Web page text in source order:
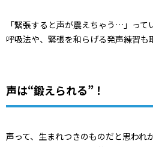
「緊張すると声が震えちゃう…」っ
呼吸法や、緊張を和らげる発声練習も
声は“鍛えられる”！
声って、生まれつきのものだと思われ